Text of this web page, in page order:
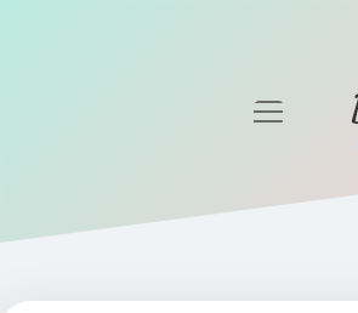
Gizlilik Politikası
Yasal Uyarı
menüyü